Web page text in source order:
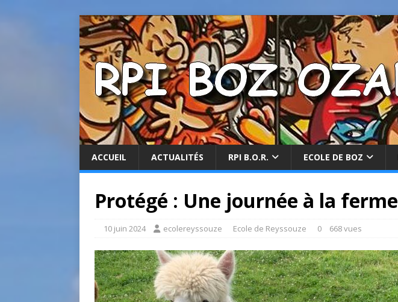
ACCUEIL ACTUALITÉS RPI B.O.R. ECOLE DE BOZ
Protégé : Une journée à la ferme
10 juin 2024 ecolereyssouze Ecole de Reyssouze 0 668 vues